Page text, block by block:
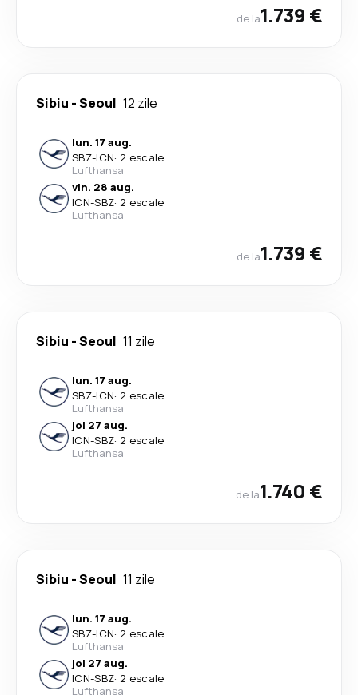
de la1.739 €
Sibiu -Seoul 12 zile
lun. 17 aug.
SBZ-ICN· 2 escale
Lufthansa
vin. 28 aug.
ICN-SBZ· 2 escale
Lufthansa
de la1.739 €
Sibiu -Seoul 11 zile
lun. 17 aug.
SBZ-ICN· 2 escale
Lufthansa
joi 27 aug.
ICN-SBZ· 2 escale
Lufthansa
de la1.740 €
Sibiu -Seoul 11 zile
lun. 17 aug.
SBZ-ICN· 2 escale
Lufthansa
joi 27 aug.
ICN-SBZ· 2 escale
Lufthansa